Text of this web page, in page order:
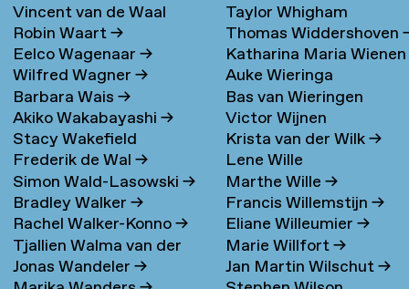
Vincent van de Waal
Robin Waart→
Eelco Wagenaar→
Wilfred Wagner→
Barbara Wais→
Akiko Wakabayashi→
Stacy Wakefield
Frederik de Wal→
Simon Wald-Lasowski→
Bradley Walker→
Rachel Walker-Konno→
Tjallien Walma van der
Molen→
Jonas Wandeler→
Taylor Whigham
Thomas Widdershoven
Katharina Maria Wienen
→
Auke Wieringa
Bas van Wieringen
Victor Wijnen
Krista van der Wilk→
Lene Wille
Marthe Wille→
Francis Willemstijn→
Eliane Willeumier→
Marie Willfort→
Jan Martin Wilschut→